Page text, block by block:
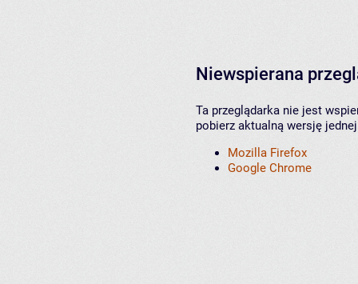
Niewspierana
Ta przeglądarka nie jest
pobierz aktualną wersję
Mozilla Firefox
Google Chrome